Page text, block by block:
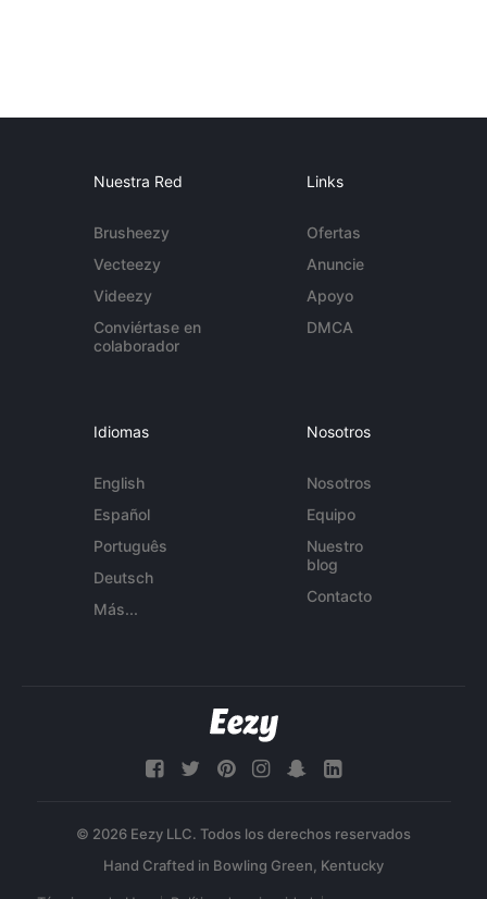
Nuestra Red
Brusheezy
Vecteezy
Videezy
Conviértase en
colaborador
Links
Ofertas
Anuncie
Apoyo
DMCA
Idiomas
English
Español
Português
Deutsch
Más...
Nosotros
Nosotros
Equipo
Nuestro
blog
Contacto
© 2026 Eezy LLC. Todos los derechos reservados